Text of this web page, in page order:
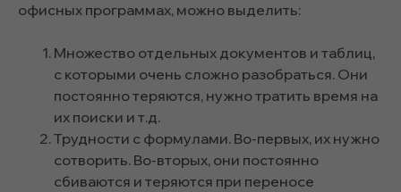
офисных программах, можно выделить:
Множество отдельных документов и таблиц,
с которыми очень сложно разобраться. Они
постоянно теряются, нужно тратить время на
их поиски и т.д.
Трудности с формулами. Во-первых, их нужно
сотворить. Во-вторых, они постоянно
сбиваются и теряются при переносе